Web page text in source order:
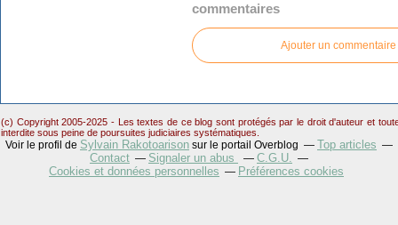
commentaires
Ajouter un commentaire
(c) Copyright 2005-2025 - Les textes de ce blog sont protégés par le droit d'auteur et
interdite sous peine de poursuites judiciaires systématiques.
Voir le profil de Sylvain Rakotoarison sur le portail Overblog
Top articles
Contact
Signaler un abus
C.G.U.
Cookies et données personnelles
Préférences cookies